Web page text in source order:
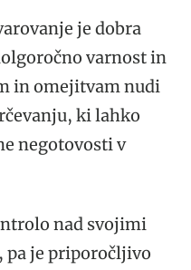
je dobra
varnost in
in omejitvam nudi
ki lahko
negotovosti v
nad svojimi
pa je priporočljivo